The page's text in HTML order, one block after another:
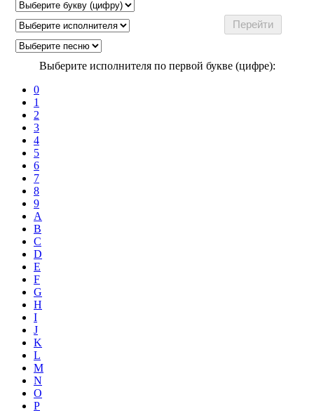
Выберите исполнителя по первой букве (цифре):
0
1
2
3
4
5
6
7
8
9
A
B
C
D
E
F
G
H
I
J
K
L
M
N
O
P